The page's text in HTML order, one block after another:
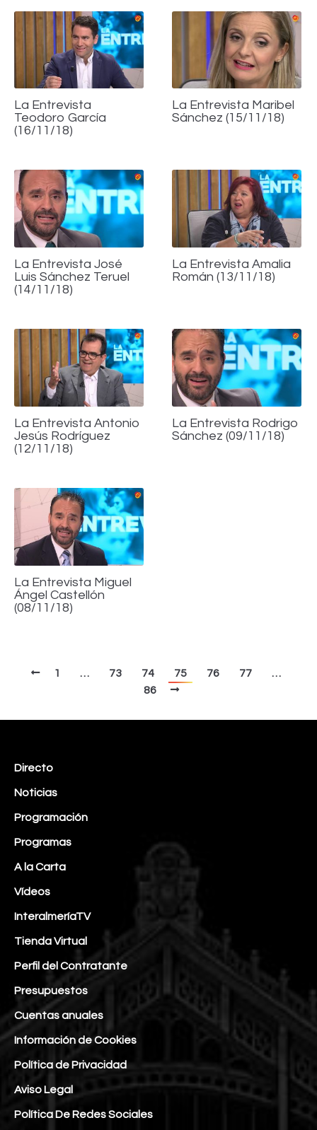
La Entrevista
Teodoro García
(16/11/18)
La Entrevista Maribel
Sánchez (15/11/18)
La Entrevista José
Luis Sánchez Teruel
(14/11/18)
La Entrevista Amalia
Román (13/11/18)
La Entrevista Antonio
Jesús Rodríguez
(12/11/18)
La Entrevista Rodrigo
Sánchez (09/11/18)
La Entrevista Miguel
Ángel Castellón
(08/11/18)
1 … 73 74 75 76 77
…
86
Directo
Noticias
Programación
Programas
A la Carta
Vídeos
InteralmeríaTV
Tienda Virtual
Perfil del Contratante
Presupuestos
Cuentas anuales
Información de Cookies
Política de Privacidad
Aviso Legal
Política De Redes Sociales